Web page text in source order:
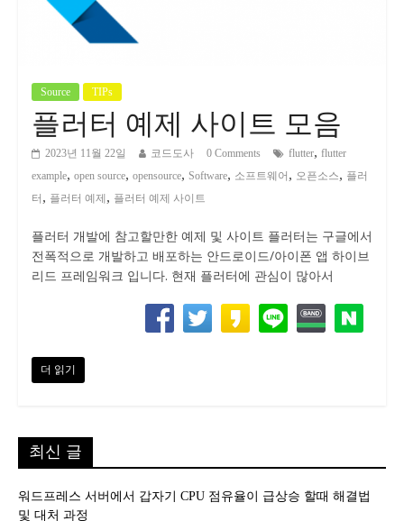
Source TIPs
플러터 예제 사이트 모음
2023년 11월 22일 코드도사 0 Comments flutter, flutter
example, open source, opensource, Software, 소프트웨어 , 오픈소스, 플러
터 , 플러터 예제 , 플러터 예제 사이트
플러터 개발에 참고할만한 예제 및 사이트 플러터는 구글에서
전폭적으로 개발하고 배포하는 안드로이드/아이폰 앱 하이브
리드 프레임워크 입니다. 현재 플러터에 관심이 많아서
더 읽기
최신 글
워드프레스 서버에서 갑자기 CPU 점유율이 급상승 할때 해결법
및 대처 과정